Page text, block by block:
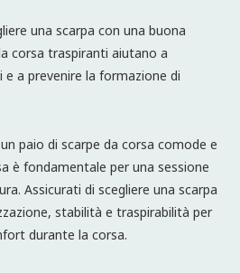
una scarpa con una buona
corsa traspiranti aiutano a
a prevenire la formazione di
paio di scarpe da corsa comode e
è fondamentale per una sessione
Assicurati di scegliere una scarpa
stabilità e traspirabilità per
durante la corsa.